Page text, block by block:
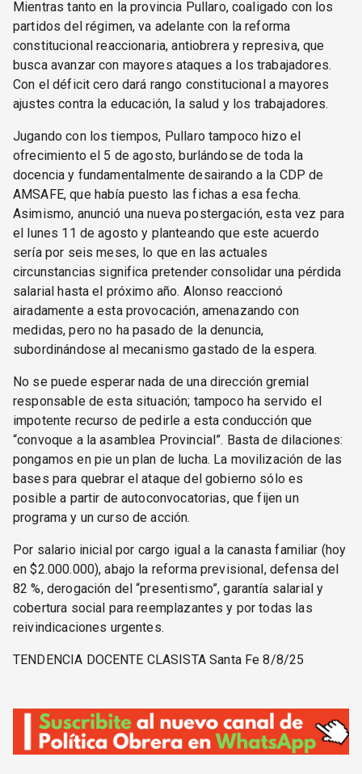
Mientras tanto en la provincia Pullaro, coaligado con los
partidos del régimen, va adelante con la reforma
constitucional reaccionaria, antiobrera y represiva, que
busca avanzar con mayores ataques a los trabajadores.
Con el déficit cero dará rango constitucional a mayores
ajustes contra la educación, la salud y los trabajadores.
Jugando con los tiempos, Pullaro tampoco hizo el
ofrecimiento el 5 de agosto, burlándose de toda la
docencia y fundamentalmente desairando a la CDP de
AMSAFE, que había puesto las fichas a esa fecha.
Asimismo, anunció una nueva postergación, esta vez para
el lunes 11 de agosto y planteando que este acuerdo
sería por seis meses, lo que en las actuales
circunstancias significa pretender consolidar una pérdida
salarial hasta el próximo año. Alonso reaccionó
airadamente a esta provocación, amenazando con
medidas, pero no ha pasado de la denuncia,
subordinándose al mecanismo gastado de la espera.
No se puede esperar nada de una dirección gremial
responsable de esta situación; tampoco ha servido el
impotente recurso de pedirle a esta conducción que
“convoque a la asamblea Provincial”. Basta de dilaciones:
pongamos en pie un plan de lucha. La movilización de las
bases para quebrar el ataque del gobierno sólo es
posible a partir de autoconvocatorias, que fijen un
programa y un curso de acción.
Por salario inicial por cargo igual a la canasta familiar (hoy
en $2.000.000), abajo la reforma previsional, defensa del
82 %, derogación del “presentismo”, garantía salarial y
cobertura social para reemplazantes y por todas las
reivindicaciones urgentes.
TENDENCIA DOCENTE CLASISTA Santa Fe 8/8/25